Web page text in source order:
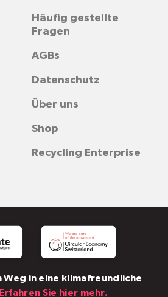
Häufig gestellte
Fragen
AGBs
Datenschutz
Über uns
Shop
Recycling Enterprise
Weg in eine klimafreundliche
Erfahren Sie hier mehr.